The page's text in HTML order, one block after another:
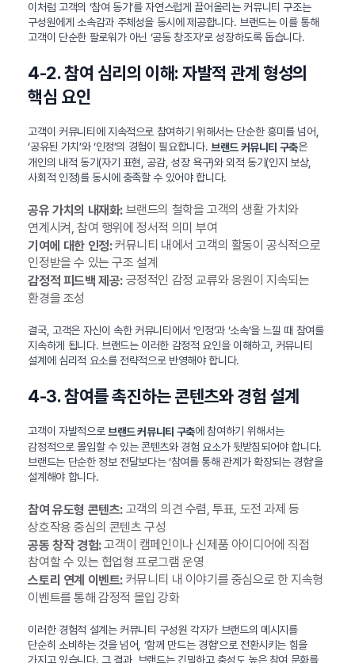
이처럼 고객의 ‘참여 동기’를 자연스럽게 끌어올리는 커뮤니티 구조는
구성원에게 소속감과 주체성을 동시에 제공합니다. 브랜드는 이를 통해
고객이 단순한 팔로워가 아닌 ‘공동 창조자’로 성장하도록 돕습니다.
4-2. 참여 심리의 이해: 자발적 관계 형성의
핵심 요인
고객이 커뮤니티에 지속적으로 참여하기 위해서는 단순한 흥미를 넘어,
‘공유된 가치’와 ‘인정’의 경험이 필요합니다. 브랜드 커뮤니티 구축은
개인의 내적 동기(자기 표현, 공감, 성장 욕구)와 외적 동기(인지 보상,
사회적 인정)를 동시에 충족할 수 있어야 합니다.
공유 가치의 내재화:브랜드의 철학을 고객의 생활 가치와
연계시켜, 참여 행위에 정서적 의미 부여
기여에 대한 인정:커뮤니티 내에서 고객의 활동이 공식적으로
인정받을 수 있는 구조 설계
감정적 피드백 제공:긍정적인 감정 교류와 응원이 지속되는
환경을 조성
결국, 고객은 자신이 속한 커뮤니티에서 ‘인정’과 ‘소속’을 느낄 때 참여를
지속하게 됩니다. 브랜드는 이러한 감정적 요인을 이해하고, 커뮤니티
설계에 심리적 요소를 전략적으로 반영해야 합니다.
4-3. 참여를 촉진하는 콘텐츠와 경험 설계
고객이 자발적으로 브랜드 커뮤니티 구축에 참여하기 위해서는
감정적으로 몰입할 수 있는 콘텐츠와 경험 요소가 뒷받침되어야 합니다.
브랜드는 단순한 정보 전달보다는 ‘참여를 통해 관계가 확장되는 경험’을
설계해야 합니다.
참여 유도형 콘텐츠:고객의 의견 수렴, 투표, 도전 과제 등
상호작용 중심의 콘텐츠 구성
공동 창작 경험:고객이 캠페인이나 신제품 아이디어에 직접
참여할 수 있는 협업형 프로그램 운영
스토리 연계 이벤트:커뮤니티 내 이야기를 중심으로 한 지속형
이벤트를 통해 감정적 몰입 강화
이러한 경험적 설계는 커뮤니티 구성원 각자가 브랜드의 메시지를
단순히 소비하는 것을 넘어, ‘함께 만드는 경험’으로 전환시키는 힘을
가지고 있습니다. 그 결과, 브랜드는 긴밀하고 충성도 높은 참여 문화를